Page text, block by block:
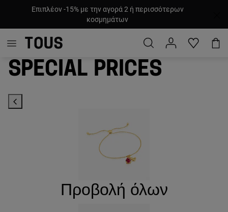
Επιπλέον -15% με την αγορά 2 ή περισσότερων
κοσμημάτων
Special prices
Προβολή όλων